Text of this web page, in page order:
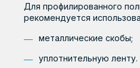
Для профилированного
рекомендуется
металлические скобы;
уплотнительную ленту.